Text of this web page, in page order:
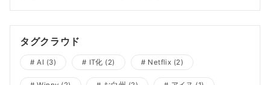
タグクラウド
AI (3) IT化 (2) Netflix (2)